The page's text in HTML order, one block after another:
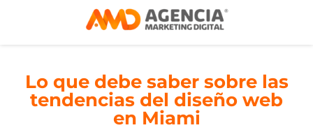
Lo que debe saber sobre las
tendencias del diseño web
en Miami